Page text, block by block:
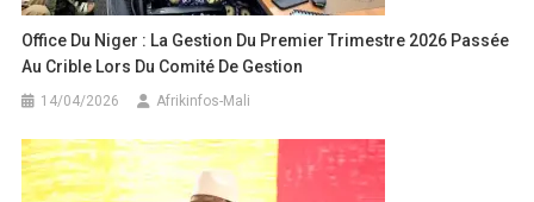
Office Du Niger : La Gestion Du Premier Trimestre 2026 Passée
Au Crible Lors Du Comité De Gestion
14/04/2026 Afrikinfos-Mali